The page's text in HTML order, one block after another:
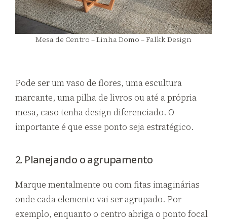
Mesa de Centro – Linha Domo – Falkk Design
Pode ser um vaso de flores, uma escultura
marcante, uma pilha de livros ou até a própria
mesa, caso tenha design diferenciado. O
importante é que esse ponto seja estratégico.
2. Planejando o agrupamento
Marque mentalmente ou com fitas imaginárias
onde cada elemento vai ser agrupado. Por
exemplo, enquanto o centro abriga o ponto focal